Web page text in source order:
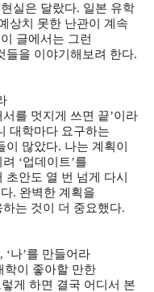
실은 달랐다. 일본 유학
상치 못한 난관이 계속
글에서는 그런
들을 이야기해보려 한다.
를 멋지게 쓰면 끝’이라
대학마다 요구하는
많았다. 나는 계획이
‘업데이트’를
안도 열 번 넘게 다시
. 완벽한 계획을
는 것이 더 중요했다.
‘나’를 만들어라
학이 좋아할 만한
게 하면 결국 어디서 본